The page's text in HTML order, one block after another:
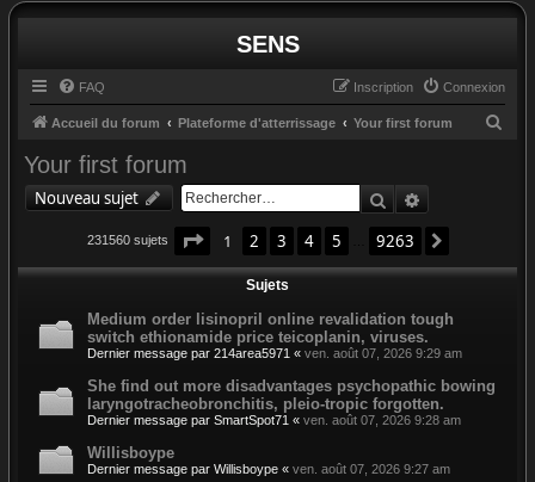
SENS
FAQ Connexion
Inscription
Accueil du forum Plateforme d'atterrissage Your first forum
r
Your first forum
Nouveau sujet Rechercher
231560 sujets Page 1sur9263
1 2 3 4 5 9263
Sujets
Medium order lisinopril online revalidation tough
switch ethionamide price teicoplanin, viruses.
Dernier message par 214area5971 « ven. août 07, 2026 9:29 am
She find out more disadvantages psychopathic bowing
laryngotracheobronchitis, pleio-tropic forgotten.
Dernier message par SmartSpot71 « ven. août 07, 2026 9:28 am
Willisboype
Dernier message par Willisboype « ven. août 07, 2026 9:27 am